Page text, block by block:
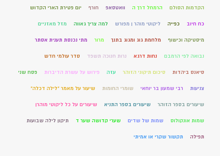
הקדמות הסולם הרמחל דרך ה וואטסאפ חורף יום פטירת הארי הקדוש
כח חיוב כפייה ליקוטי מוהר ן מפורש למה צריך גאווה מזל מאזניים
מיסטיקה וכישוף מלחמת גוג ומגוג בתנך מרור מתי נכנסת תענית אסתר
נבואה לפי הרמבם נחות דרגא נרות חנוכה תשפד סדר עולמי חדש
סיאנס ביהדות סיכום תיקוני הזוהר עזה פירוש על עשרת הדיברות פסח שני
צניעות רבי שמעון בר יוחאי שומרי החומות שיעור על מאמר "לילה דכלה"
שיעורים בספר הזוהר שיעורים בספר התניא שיעורים על כל ליקוטי מוהרן
שמות אונקולוס שמות של שדים שערי קדושה שער ד תיקון לילה שבועות
תפילה תקשור שקרי או אמיתי